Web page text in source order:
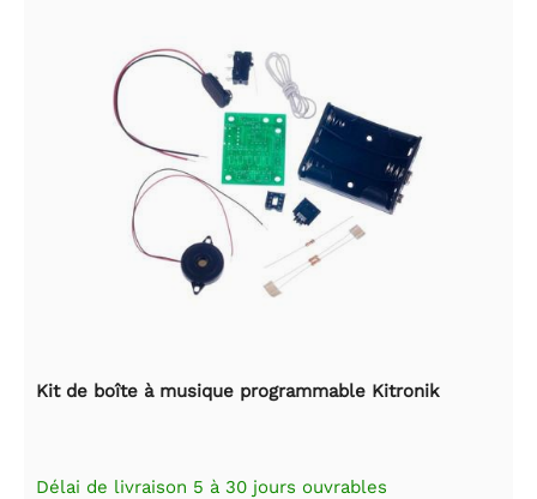
Kit de boîte à musique programmable Kitronik
Délai de livraison 5 à 30 jours ouvrables